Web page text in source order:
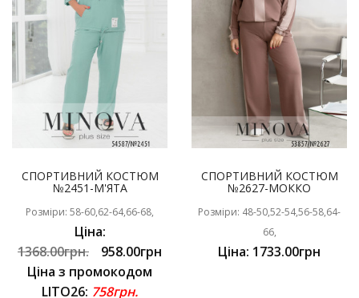
СПОРТИВНИЙ КОСТЮМ
№2451-М'ЯТА
Розміри: 58-60,62-64,66-68,
Ціна:
1368.00грн.
958.00грн
Ціна з промокодом
LITO26: 758грн.
СПОРТИВНИЙ КОСТЮМ
№2627-МОККО
Розміри: 48-50,52-54,56-58,64-
66,
Ціна: 1733.00грн